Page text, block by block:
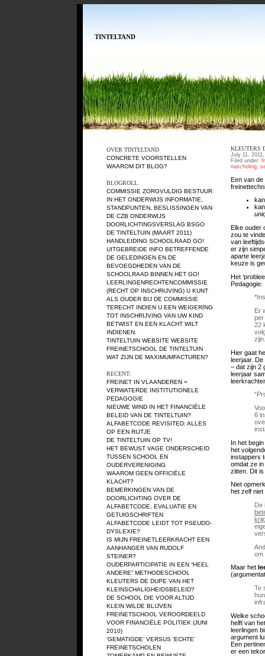
TINTELTAND
OVER TINTELTAND
CONCRETE VOORSTELLEN
WAAROM DIT BLOG?
BLOGROLL
COMMISSIE ZORGVULDIG BESTUUR
IN HET ONDERWIJS INFORMATIE,
STANDPUNTEN, BESLISSINGEN VAN
DE CZB ONDERWIJS
DOORLICHTINGSVERSLAG BSGO
DE TINTELTUIN (MAART 2011)
HANDLEIDING SCHOOLRAAD GO!
UITGEBREIDE INFO BETREFFENDE
DE GELEDINGEN EN DE
BEVOEGDHEDEN VAN DE
SCHOOLRAAD BINNEN HET GO!
LEERLINGENRECHTENCOMMISSIE
(RECHT OP INSCHRIJVING) U KUNT
ALS OUDER BIJ DE COMMISSIE
TERECHT INDIEN U EEN WEIGERING
TOT INSCHRIJVING VAN UW KIND
BETWIST EN EEN KLACHT WILT
INDIENEN.
TINTELTUIN WEBSITE WEBSITE
FREINETSCHOOL DE TINTELTUIN
WAT ZIJN DE MAXIMUMFACTUREN?
RECENT:
FREINET IN VLAANDEREN =
VERWATERDE INSTITUTIONELE
PEDAGOGIE
NIEUWE WIND IN HET FINANCIËLE
BELEID VAN DE TINTELTUIN?
ALFABETCODE REVISITED: ALLES
OP EEN RIJTJE
DE TINTELTUIN OP TV!
HET BEWUST VAGE ONDERSCHEID
TUSSEN SCHOOL EN
OUDERVERENIGING
WAAROM GEEN OFFICIËLE
KLACHT?
BEMERKINGEN VAN DE
DOORLICHTING OVER DE
ALFABETCODE, EVALUATIE EN
GETUIGSCHRIFTEN
ALFABETCODE LEIDT TOT PSEUDO-
DYSLEXIE?
IS MIJN FREINETLEERKRACHT EEN
AANHANGER VAN RUDOLF
STEINER?
OUDERPARTICIPATIE IN EEN “HEEL
ANDERE” METHODESCHOOL
KLEUTERS DE DUPE VAN HET
KLEINSCHALIGHEIDSBELEID?
DE SCHOOL DIE VOOR ALTIJD
KLEIN WILDE BLIJVEN
FREINETSCHOOL VEROORDEELD
VOOR FINANCIËLE POLITIEK (JUNI
2010)
‘GEMATIGDE’ VERSUS ‘ECHTE’
FREINETSCHOLEN
KLEUTERS
July 11,
Filed under:
nascholing,
Een van de
Elke ouder
zou te
van
er zijn
aparte
keuze is
Het
Pedagogie:
Er
per
22
zijn.
Hier gaat
leerjaar.
– dat zijn 2
leerjaar
6
In het
het
instappers
omdat ze
zitten. Dit
Niet
het zelf
De
om
Maar het
Te
Welke
helft van
leerlingen
argument
Een
er een